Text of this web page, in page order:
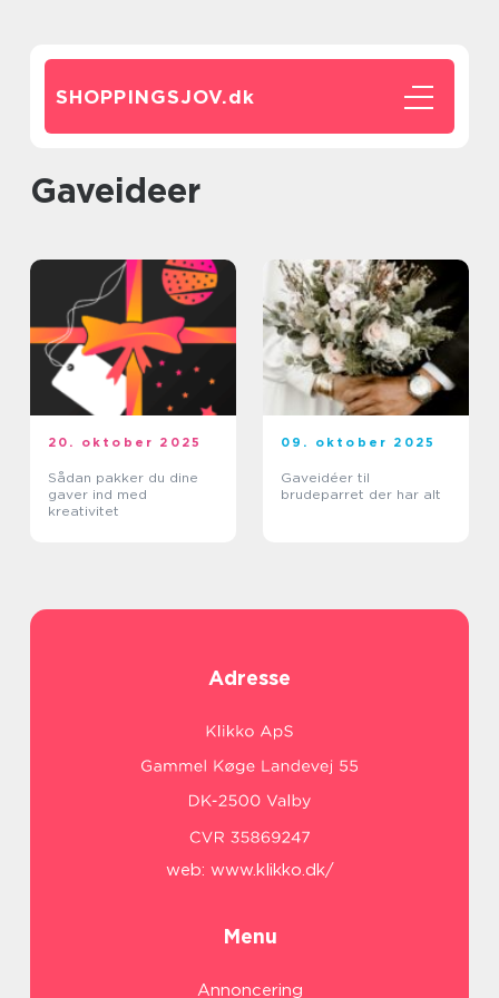
SHOPPINGSJOV.dk
Gaveideer
20. oktober 2025
Sådan pakker du dine
gaver ind med
kreativitet
09. oktober 2025
Gaveidéer til
brudeparret der har alt
Adresse
web: www.klikko.dk/
Menu
Annoncering